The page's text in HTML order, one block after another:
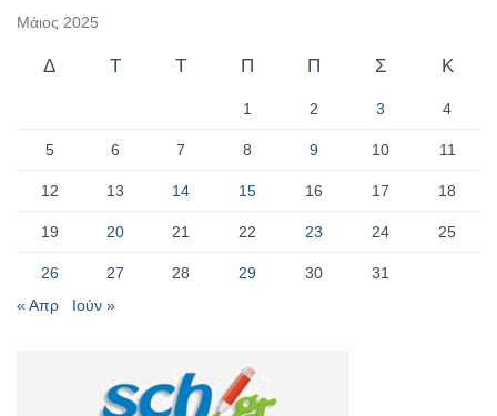
Μάιος 2025
Δ Τ Τ Π Π Σ Κ
1 2 3 4
5 6 7 8 9 10 11
12 13 14 15 16 17 18
19 20 21 22 23 24 25
26 27 28 29 30
31
« Απρ
Ιούν »